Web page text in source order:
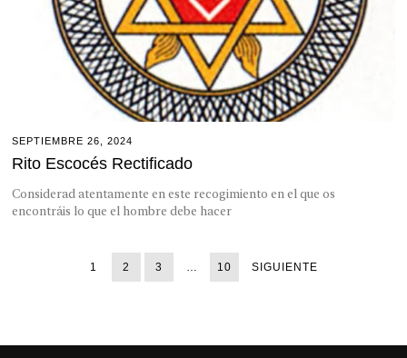
SEPTIEMBRE 26, 2024
Rito Escocés Rectificado
Considerad atentamente en este recogimiento en el que os
encontráis lo que el hombre debe hacer
1 2 3 … 10 SIGUIENTE